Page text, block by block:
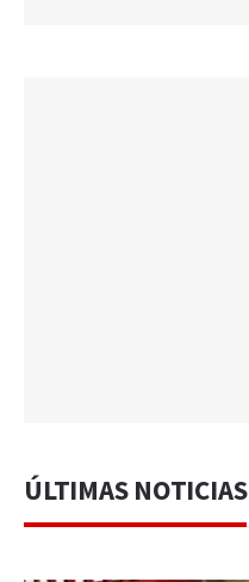
ÚLTIMAS NOTICIAS